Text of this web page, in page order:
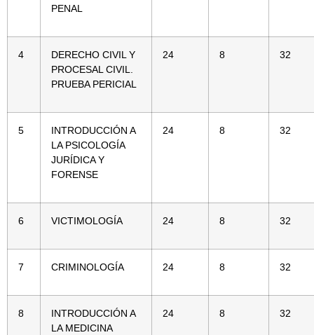
PENAL
4
DERECHO CIVIL Y
PROCESAL CIVIL.
PRUEBA PERICIAL
24 8 32
5
INTRODUCCIÓN A
LA PSICOLOGÍA
JURÍDICA Y
FORENSE
24 8 32
6 VICTIMOLOGÍA 24 8 32
7 CRIMINOLOGÍA 24 8 32
8
INTRODUCCIÓN A
LA MEDICINA
24 8 32